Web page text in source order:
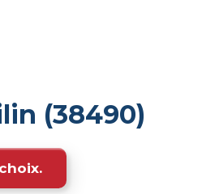
(38490)